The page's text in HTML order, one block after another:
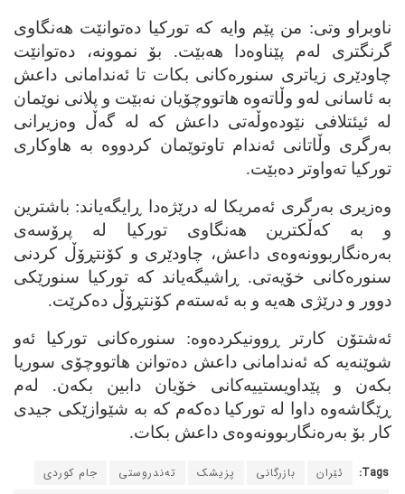
ناوبراو وتی: من پێم وایه‌ که‌ تورکیا ده‌توانێت هه‌نگاوی
گرنگتری له‌م پێناوه‌دا هه‌بێت. بۆ نموونه‌، ده‌توانێت
چاودێری زیاتری سنوره‌کانی بکات تا ئه‌ندامانی داعش
به‌ ئاسانی له‌و وڵاته‌وه‌ هاتووچۆیان نه‌بێت و پلانی نوێمان
له‌ ئیئتلافی نێوده‌وڵه‌تی داعش که‌ له‌ گه‌ڵ وه‌زیرانی
به‌رگری وڵاتانی ئه‌ندام تاوتوێمان کردووه‌ به‌ هاوکاری
تورکیا ته‌واوتر ده‌بێت.
وه‌زیری به‌رگری ئه‌مریکا له‌ درێژه‌دا ڕایگه‌یاند: باشترین
و به‌ که‌ڵکترین هه‌نگاوی تورکیا له‌ پرۆسه‌ی
به‌ره‌نگاربوونه‌وه‌ی داعش، چاودێری و کۆنتڕۆڵ کردنی
سنوره‌کانی خۆیه‌تی. ڕاشیگه‌یاند که‌ تورکیا سنورێکی
دوور و درێژی هه‌یه‌ و به‌ ئه‌سته‌م کۆنتڕۆڵ ده‌کرێت.
ئه‌شتۆن کارتر ڕوونیکرده‌وه‌: سنوره‌کانی تورکیا ئه‌و
شوێنه‌یه‌ که‌ ئه‌ندامانی داعش ده‌توانن هاتووچۆی سوریا
بکه‌ن و پێداویستییه‌کانی خۆیان دابین بکه‌ن. له‌م
ڕێگاشه‌وه‌ داوا له‌ تورکیا ده‌که‌م که‌ به‌ شێوازێکی جیدی
کار بۆ به‌ره‌نگاربوونه‌وه‌ی داعش بکات.
Tags: ئێران بازرگانی پزیشک ته‌ندروستی
جام کوردی